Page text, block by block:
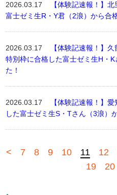
2026.03.17
【体験記速報！】
富士ゼミ生R・Y君（2浪）から合
2026.03.17
【体験記速報！】
特別枠に合格した富士ゼミ生H・
た！
2026.03.17
【体験記速報！】
した富士ゼミ生S・Tさん（3浪）
< 7 8 9 10 11 12
19
20